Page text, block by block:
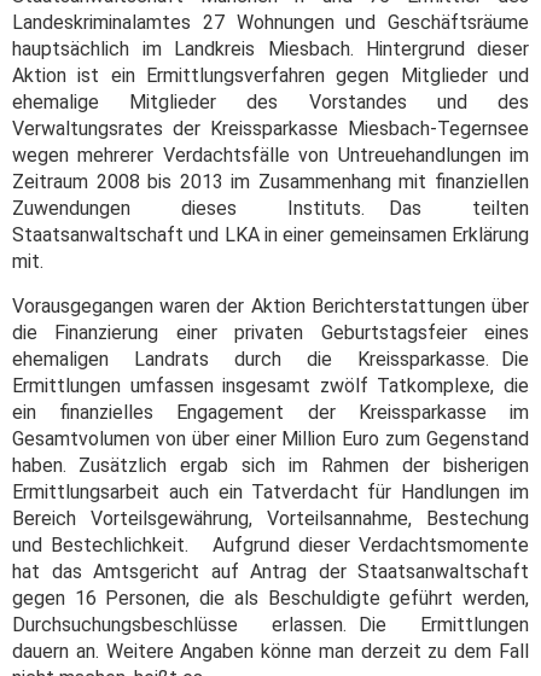
Landeskriminalamtes 27 Wohnungen und Geschäftsräume
hauptsächlich im Landkreis Miesbach. Hintergrund dieser
Aktion ist ein Ermittlungsverfahren gegen Mitglieder und
ehemalige Mitglieder des Vorstandes und des
Verwaltungsrates der Kreissparkasse Miesbach-Tegernsee
wegen mehrerer Verdachtsfälle von Untreuehandlungen im
Zeitraum 2008 bis 2013 im Zusammenhang mit finanziellen
Zuwendungen dieses Instituts. Das teilten
Staatsanwaltschaft und LKA in einer gemeinsamen Erklärung
mit.
Vorausgegangen waren der Aktion Berichterstattungen über
die Finanzierung einer privaten Geburtstagsfeier eines
ehemaligen Landrats durch die Kreissparkasse. Die
Ermittlungen umfassen insgesamt zwölf Tatkomplexe, die
ein finanzielles Engagement der Kreissparkasse im
Gesamtvolumen von über einer Million Euro zum Gegenstand
haben. Zusätzlich ergab sich im Rahmen der bisherigen
Ermittlungsarbeit auch ein Tatverdacht für Handlungen im
Bereich Vorteilsgewährung, Vorteilsannahme, Bestechung
und Bestechlichkeit. Aufgrund dieser Verdachtsmomente
hat das Amtsgericht auf Antrag der Staatsanwaltschaft
gegen 16 Personen, die als Beschuldigte geführt werden,
Durchsuchungsbeschlüsse erlassen. Die Ermittlungen
dauern an. Weitere Angaben könne man derzeit zu dem Fall